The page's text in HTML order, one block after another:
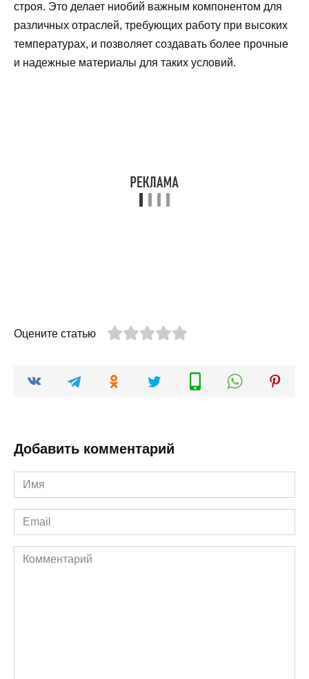
строя. Это делает ниобий важным компонентом для
различных отраслей, требующих работу при высоких
температурах, и позволяет создавать более прочные
и надежные материалы для таких условий.
Оцените статью
Добавить комментарий
Имя
*
Email
*
Комментарий